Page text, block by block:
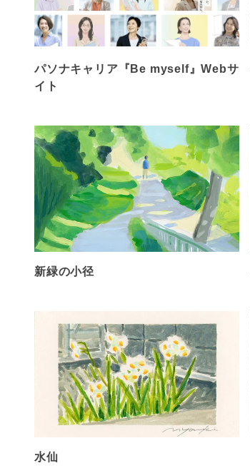
パソナキャリア『Be myself』Webサ
イト
新緑の小径
水仙